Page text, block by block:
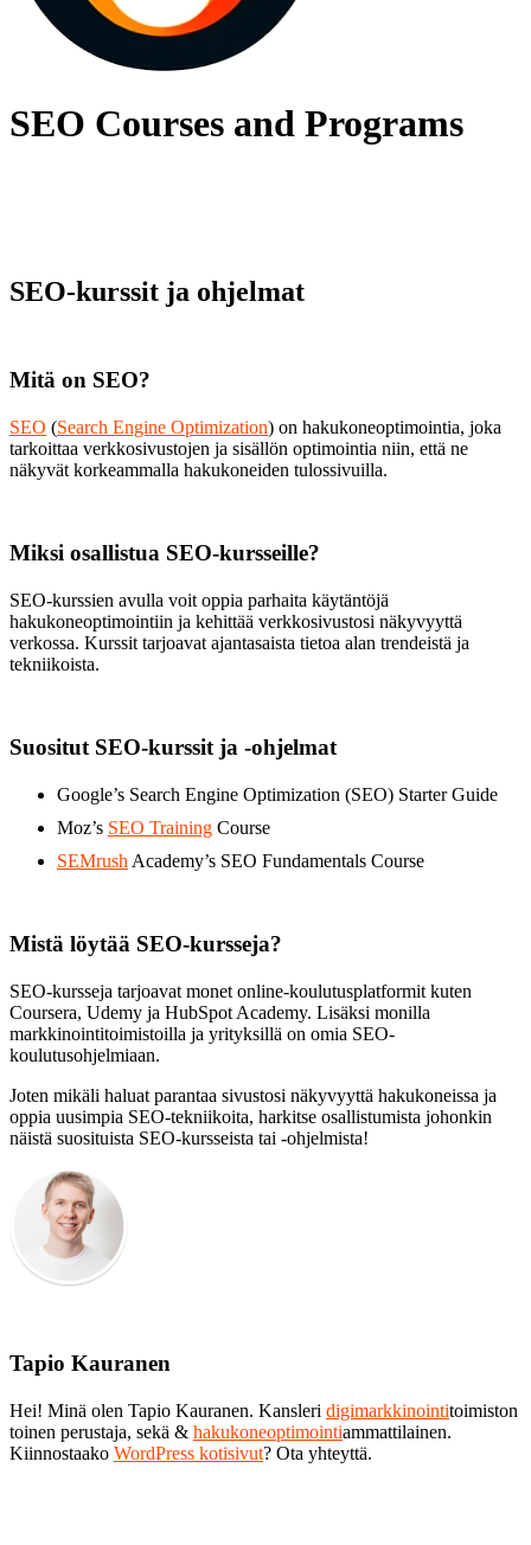
SEO Courses and Programs
SEO-kurssit ja ohjelmat
Mitä on SEO?
SEO (Search Engine Optimization) on hakukoneoptimointia, joka
tarkoittaa verkkosivustojen ja sisällön optimointia niin, että ne
näkyvät korkeammalla hakukoneiden tulossivuilla.
Miksi osallistua SEO-kursseille?
SEO-kurssien avulla voit oppia parhaita käytäntöjä
hakukoneoptimointiin ja kehittää verkkosivustosi näkyvyyttä
verkossa. Kurssit tarjoavat ajantasaista tietoa alan trendeistä ja
tekniikoista.
Suositut SEO-kurssit ja -ohjelmat
Google’s Search Engine Optimization (SEO) Starter Guide
Moz’s SEO Training Course
SEMrush Academy’s SEO Fundamentals Course
Mistä löytää SEO-kursseja?
SEO-kursseja tarjoavat monet online-koulutusplatformit kuten
Coursera, Udemy ja HubSpot Academy. Lisäksi monilla
markkinointitoimistoilla ja yrityksillä on omia SEO-
koulutusohjelmiaan.
Joten mikäli haluat parantaa sivustosi näkyvyyttä hakukoneissa ja
oppia uusimpia SEO-tekniikoita, harkitse osallistumista johonkin
näistä suosituista SEO-kursseista tai -ohjelmista!
Tapio Kauranen
Hei! Minä olen Tapio Kauranen. Kansleri digimarkkinointitoimiston
toinen perustaja, sekä & hakukoneoptimointiammattilainen.
Kiinnostaako WordPress kotisivut? Ota yhteyttä.